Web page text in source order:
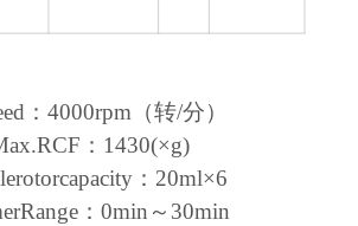
：4000rpm（转/分）
：1430(×g)
：20ml×6
：0min～30min